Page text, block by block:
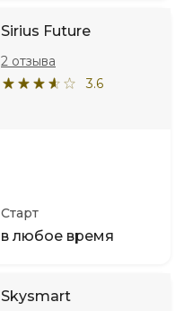
Sirius Future
3.6
2 отзыва
Старт
в любое время
Skysmart